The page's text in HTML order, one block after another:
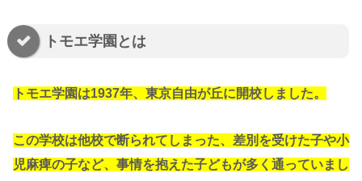
トモエ学園とは
トモエ学園は1937年、東京自由が丘に開校しました。
この学校は他校で断られてしまった、差別を受けた子や小
児麻痺の子など、事情を抱えた子どもが多く通っていまし